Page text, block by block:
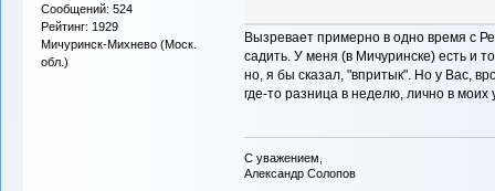
Сообщений: 524
Рейтинг: 1929
Мичуринск-Михнево (Моск.
обл.)
Вызревает примерно в одно время с
садить. У меня (в Мичуринске) есть и
но, я бы сказал, "впритык". Но у Вас,
где-то разница в неделю, лично в моих
С уважением,
Александр Солопов